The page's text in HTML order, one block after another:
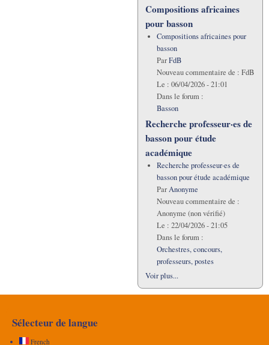
Compositions africaines
pour basson
Compositions africaines pour
basson
ParFdB
Nouveau commentaire de : FdB
Le : 06/04/2026 - 21:01
Dans le forum :
Basson
Recherche professeur·es de
basson pour étude
académique
Recherche professeur·es de
basson pour étude académique
ParAnonyme
Nouveau commentaire de :
Anonyme (non vérifié)
Le : 22/04/2026 - 21:05
Dans le forum :
Orchestres, concours,
professeurs, postes
Voir plus...
Sélecteur de langue
French